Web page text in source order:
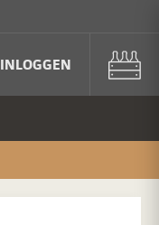
INLOGGEN